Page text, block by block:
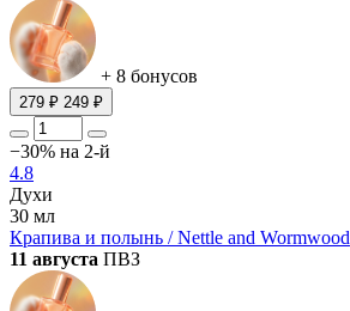
+ 8 бонусов
279 ₽ 249 ₽
−30% на 2-й
4.8
Духи
30 мл
Крапива и полынь / Nettle and Wormwood
11 августа ПВЗ